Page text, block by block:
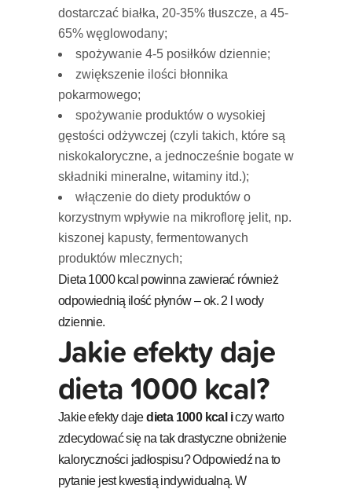
dostarczać białka, 20-35% tłuszcze, a 45-
65% węglowodany;
spożywanie 4-5 posiłków dziennie;
zwiększenie ilości błonnika
pokarmowego;
spożywanie produktów o wysokiej
gęstości odżywczej (czyli takich, które są
niskokaloryczne, a jednocześnie bogate w
składniki mineralne, witaminy itd.);
włączenie do diety produktów o
korzystnym wpływie na mikroflorę jelit, np.
kiszonej kapusty, fermentowanych
produktów mlecznych;
Dieta 1000 kcal powinna zawierać również
odpowiednią ilość płynów – ok. 2 l wody
dziennie.
Jakie efekty daje
dieta 1000 kcal?
Jakie efekty dajedieta 1000 kcal iczy warto
zdecydować się na tak drastyczne obniżenie
kaloryczności jadłospisu? Odpowiedź na to
pytanie jest kwestią indywidualną. W